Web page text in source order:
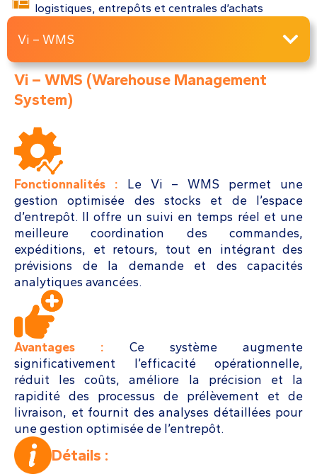
logistiques, entrepôts et centrales d’achats
Vi – WMS
Vi – WMS (Warehouse Management
System)​
Fonctionnalités :
Le Vi – WMS permet une
gestion optimisée des stocks et de l’espace
d’entrepôt. Il offre un suivi en temps réel et une
meilleure coordination des commandes,
expéditions, et retours, tout en intégrant des
prévisions de la demande et des capacités
analytiques avancées.
Avantages :
Ce système augmente
significativement l’efficacité opérationnelle,
réduit les coûts, améliore la précision et la
rapidité des processus de prélèvement et de
livraison, et fournit des analyses détaillées pour
une gestion optimisée de l’entrepôt.
Détails :